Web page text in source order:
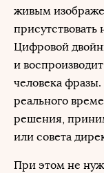
живым
Цифровой
и
человека
реального
решения,
или совета
При этом не